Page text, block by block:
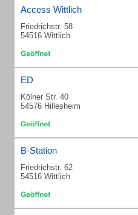
Access Wittlich
Friedrichstr. 58
54516 Wittlich
ED
Kölner Str. 40
54576 Hillesheim
B-Station
Friedrichstr. 62
54516 Wittlich